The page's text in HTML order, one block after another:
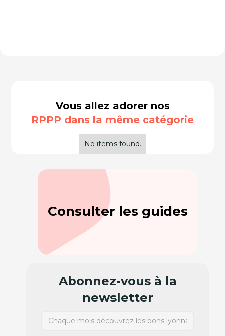
Vous allez adorer nos
RPPP dans la même catégorie
No items found.
Consulter les guides
Abonnez-vous à la
newsletter